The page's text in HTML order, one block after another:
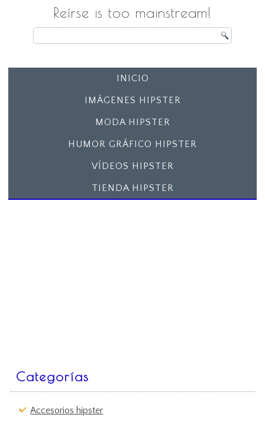
Reírse is too mainstream!
INICIO
IMÁGENES HIPSTER
MODA HIPSTER
HUMOR GRÁFICO HIPSTER
VÍDEOS HIPSTER
TIENDA HIPSTER
Categorías
Accesorios hipster